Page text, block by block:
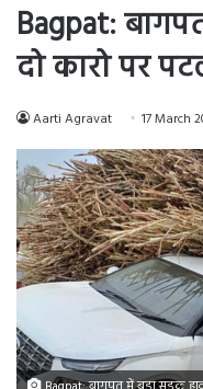
Bagpat:
दो कारो पर
Aarti Agravat 17 March